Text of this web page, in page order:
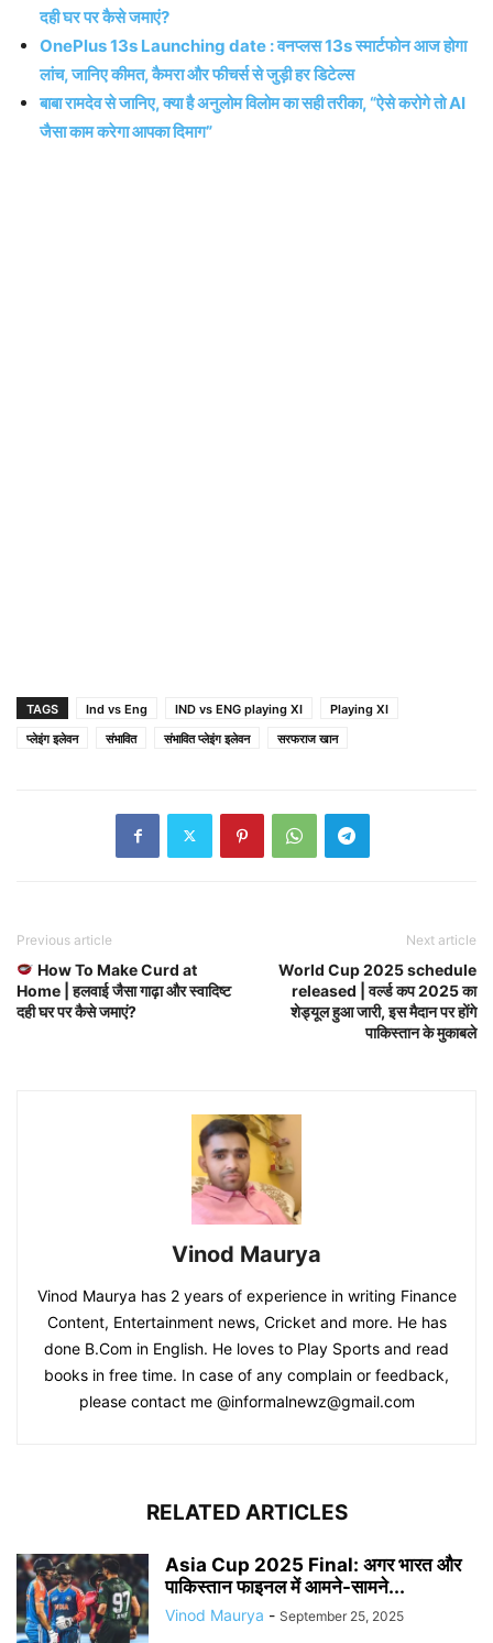
दही घर पर कैसे जमाएं?
OnePlus 13s Launching date : वनप्लस 13s स्मार्टफोन आज होगा
लांच, जानिए कीमत, कैमरा और फीचर्स से जुड़ी हर डिटेल्स
बाबा रामदेव से जानिए, क्या है अनुलोम विलोम का सही तरीका, “ऐसे करोगे तो AI
जैसा काम करेगा आपका दिमाग”
TAGS Ind vs Eng IND vs ENG playing XI
Playing XI
प्लेइंग इलेवन
संभावित संभावित प्लेइंग इलेवन सरफराज खान
Previous article
How To Make Curd at
Home | हलवाई जैसा गाढ़ा और स्वादिष्ट
दही घर पर कैसे जमाएं?
Next article
World Cup 2025 schedule
released | वर्ल्ड कप 2025 का
शेड्यूल हुआ जारी, इस मैदान पर होंगे
पाकिस्तान के मुकाबले
Vinod Maurya
Vinod Maurya has 2 years of experience in writing Finance
Content, Entertainment news, Cricket and more. He has
done B.Com in English. He loves to Play Sports and read
books in free time. In case of any complain or feedback,
please contact me @informalnewz@gmail.com
RELATED ARTICLES
Asia Cup 2025 Final: अगर भारत और
पाकिस्तान फाइनल में आमने-सामने...
Vinod Maurya - September 25, 2025